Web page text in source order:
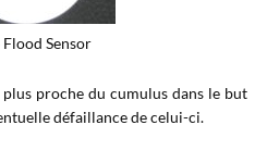
Sensor
plus proche du cumulus dans le but
défaillance de celui-ci.